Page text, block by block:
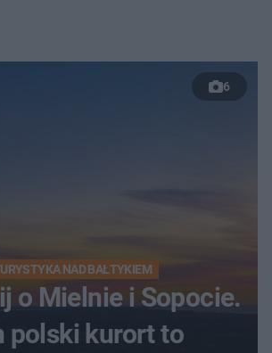
6
NAD BAŁTYKIEM
o Mielnie i Sopocie.
polski kurort to